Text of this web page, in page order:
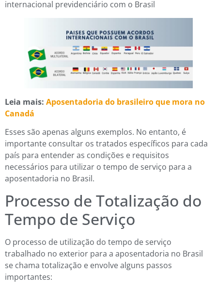
internacional previdenciário com o Brasil
Leia mais: Aposentadoria do brasileiro que mora no
Canadá
Esses são apenas alguns exemplos. No entanto, é
importante consultar os tratados específicos para cada
país para entender as condições e requisitos
necessários para utilizar o tempo de serviço para a
aposentadoria no Brasil.
Processo de Totalização do
Tempo de Serviço
O processo de utilização do tempo de serviço
trabalhado no exterior para a aposentadoria no Brasil
se chama totalização e envolve alguns passos
importantes: